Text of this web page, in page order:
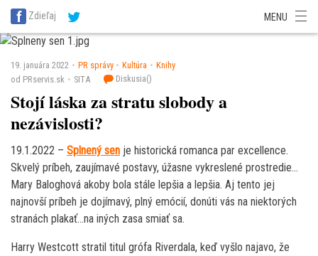
SITA Energetika
SITA Potravinárstvo
Zdieľaj MENU
19. januára 2022 PR správy Kultúra
Knihy
od PRservis.sk
SITA Diskusia()
Stojí láska za stratu slobody a
nezávislosti?
19.1.2022 – Splnený sen je historická romanca par excellence.
Skvelý príbeh, zaujímavé postavy, úžasne vykreslené prostredie…
Mary Baloghová akoby bola stále lepšia a lepšia. Aj tento jej
najnovší príbeh je dojímavý, plný emócií, donúti vás na niektorých
stranách plakať…na iných zasa smiať sa.
Harry Westcott stratil titul grófa Riverdala, keď vyšlo najavo, že